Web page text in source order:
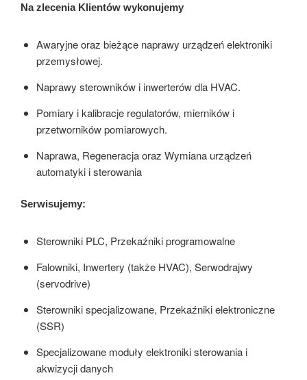
Na zlecenia Klientów wykonujemy
Awaryjne oraz bieżące naprawy urządzeń elektroniki
przemysłowej.
Naprawy sterowników i inwerterów dla HVAC.
Pomiary i kalibracje regulatorów, mierników i
przetworników pomiarowych.
Naprawa, Regeneracja oraz Wymiana urządzeń
automatyki i sterowania
Serwisujemy:
Sterowniki PLC, Przekaźniki programowalne
Falowniki, Inwertery (także HVAC), Serwodrajwy
(servodrive)
Sterowniki specjalizowane, Przekaźniki elektroniczne
(SSR)
Specjalizowane moduły elektroniki sterowania i
akwizycji danych